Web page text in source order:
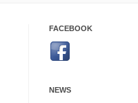
FACEBOOK
NEWS